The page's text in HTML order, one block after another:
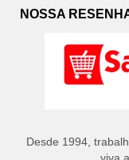
NOSSA
Desde 1994,